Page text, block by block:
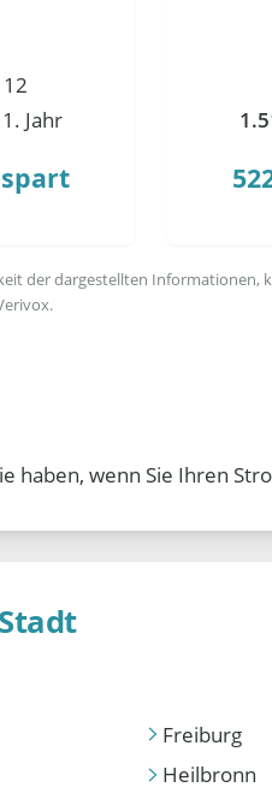
Jahr
der dargestellten Informationen,
haben, wenn Sie Ihren
Freiburg
Heilbronn